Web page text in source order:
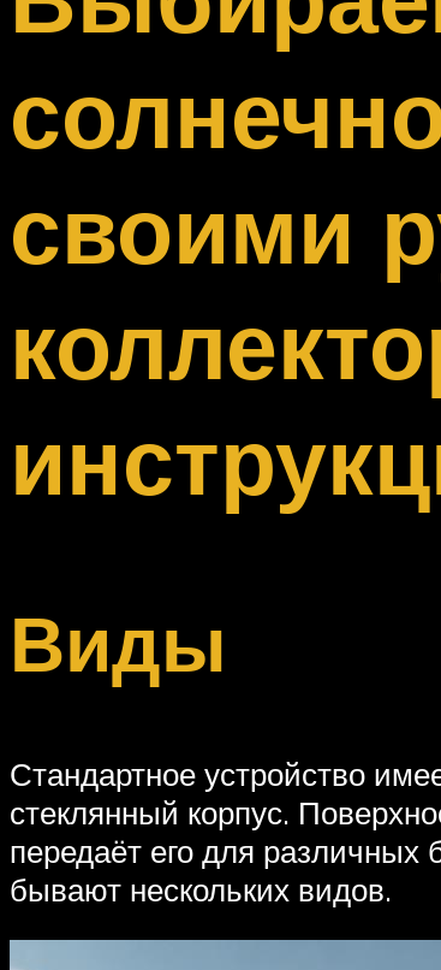
своими
Виды
Стандартное устройство
стеклянный корпус.
передаёт его для различных
бывают нескольких видов.